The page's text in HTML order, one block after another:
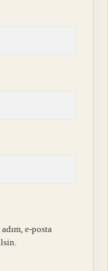
e-posta